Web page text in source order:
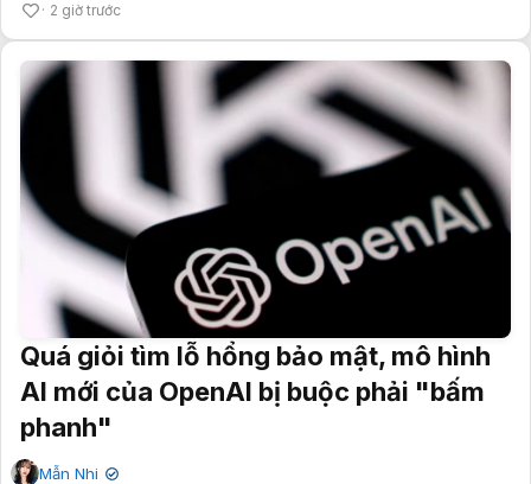
2 giờ trước
Quá giỏi tìm lỗ hổng bảo mật, mô hình
AI mới của OpenAI bị buộc phải "bấm
phanh"
Mẫn Nhi ✔